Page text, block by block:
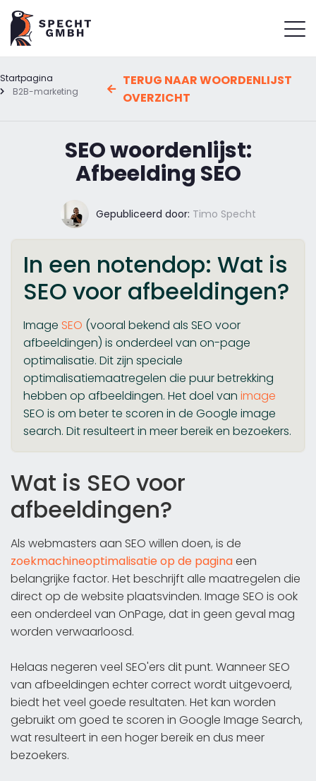
Startpagina
B2B-marketing
TERUG NAAR WOORDENLIJST
OVERZICHT
SEO woordenlijst:
Afbeelding SEO
Gepubliceerd door: Timo Specht
In een notendop: Wat is
SEO voor afbeeldingen?
Image SEO (vooral bekend als SEO voor
afbeeldingen) is onderdeel van on-page
optimalisatie. Dit zijn speciale
optimalisatiemaatregelen die puur betrekking
hebben op afbeeldingen. Het doel van image
SEO is om beter te scoren in de Google image
search. Dit resulteert in meer bereik en bezoekers.
Wat is SEO voor
afbeeldingen?
Als webmasters aan SEO willen doen, is de
zoekmachineoptimalisatie op de paginaeen
belangrijke factor. Het beschrijft alle maatregelen die
direct op de website plaatsvinden. Image SEO is ook
een onderdeel van OnPage, dat in geen geval mag
worden verwaarloosd.
Helaas negeren veel SEO'ers dit punt. Wanneer SEO
van afbeeldingen echter correct wordt uitgevoerd,
biedt het veel goede resultaten. Het kan worden
gebruikt om goed te scoren in Google Image Search,
wat resulteert in een hoger bereik en dus meer
bezoekers.